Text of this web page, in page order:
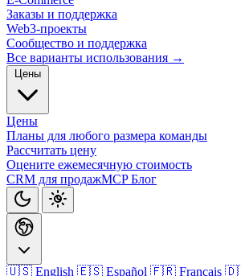
Заказы и поддержка
Web3-проекты
Сообщество и поддержка
Все варианты использования →
Цены
Цены
Планы для любого размера команды
Рассчитать цену
Оцените ежемесячную стоимость
CRM для продажMCPБлог
🇺🇸 English 🇪🇸 Español 🇫🇷 Français